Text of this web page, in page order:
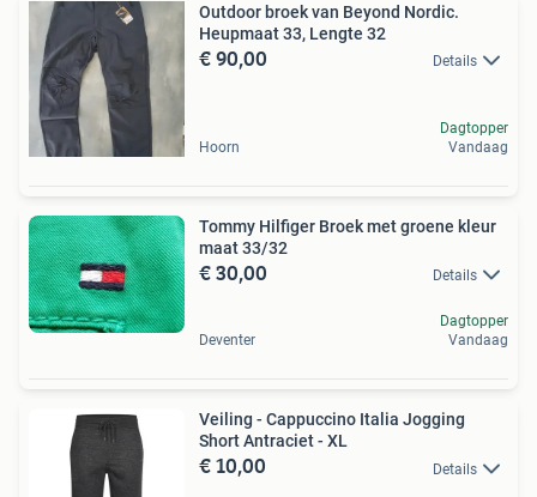
Outdoor broek van Beyond Nordic.
Heupmaat 33, Lengte 32
€ 90,00 Details
Hoorn
Dagtopper
Vandaag
Tommy Hilfiger Broek met groene kleur
maat 33/32
€ 30,00 Details
Deventer
Dagtopper
Vandaag
Veiling - Cappuccino Italia Jogging
Short Antraciet - XL
€ 10,00 Details